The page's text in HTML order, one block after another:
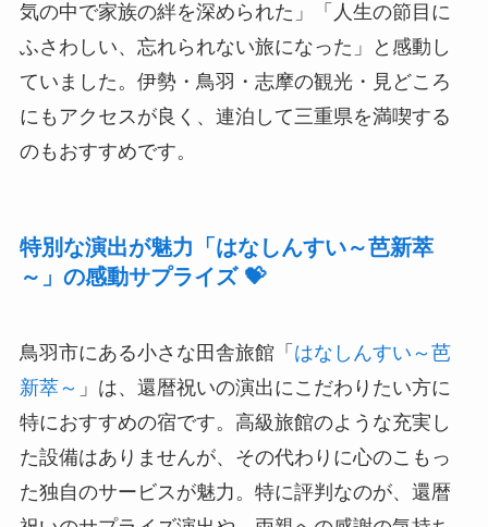
気の中で家族の絆を深められた」「人生の節目に
ふさわしい、忘れられない旅になった」と感動し
ていました。伊勢・鳥羽・志摩の観光・見どころ
にもアクセスが良く、連泊して三重県を満喫する
のもおすすめです。
特別な演出が魅力「はなしんすい～芭新萃
～」の感動サプライズ 💝
鳥羽市にある小さな田舎旅館「 はなしんすい～芭
新萃～ 」は、還暦祝いの演出にこだわりたい方に
特におすすめの宿です。高級旅館のような充実し
た設備はありませんが、その代わりに心のこもっ
た独自のサービスが魅力。特に評判なのが、還暦